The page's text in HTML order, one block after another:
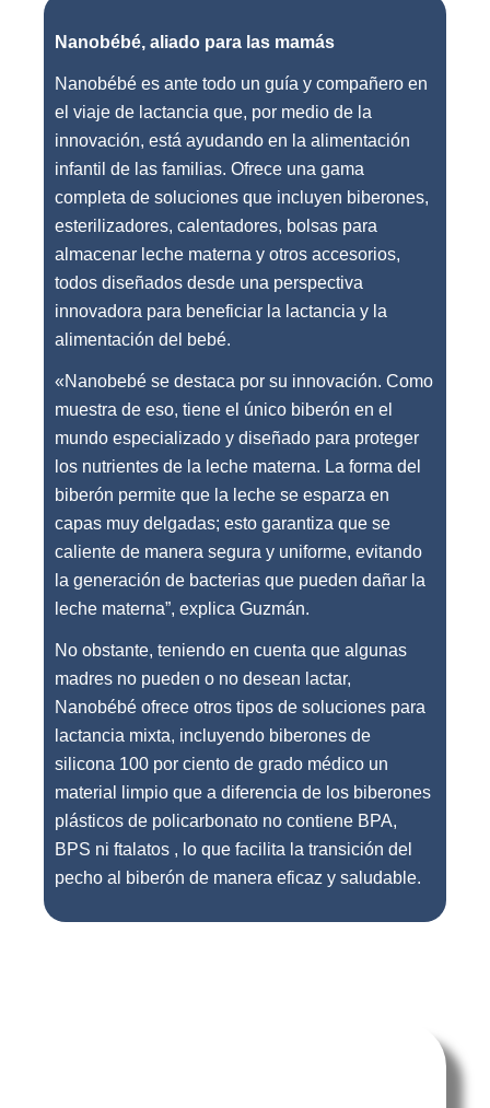
Nanobébé, aliado para las mamás
Nanobébé es ante todo un guía y compañero en
el viaje de lactancia que, por medio de la
innovación, está ayudando en la alimentación
infantil de las familias. Ofrece una gama
completa de soluciones que incluyen biberones,
esterilizadores, calentadores, bolsas para
almacenar leche materna y otros accesorios,
todos diseñados desde una perspectiva
innovadora para beneficiar la lactancia y la
alimentación del bebé.
«Nanobebé se destaca por su innovación. Como
muestra de eso, tiene el único biberón en el
mundo especializado y diseñado para proteger
los nutrientes de la leche materna. La forma del
biberón permite que la leche se esparza en
capas muy delgadas; esto garantiza que se
caliente de manera segura y uniforme, evitando
la generación de bacterias que pueden dañar la
leche materna”, explica Guzmán.
No obstante, teniendo en cuenta que algunas
madres no pueden o no desean lactar,
Nanobébé ofrece otros tipos de soluciones para
lactancia mixta, incluyendo biberones de
silicona 100 por ciento de grado médico un
material limpio que a diferencia de los biberones
plásticos de policarbonato no contiene BPA,
BPS ni ftalatos , lo que facilita la transición del
pecho al biberón de manera eficaz y saludable.